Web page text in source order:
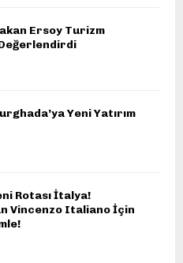
Ersoy Turizm
Yeni Yatırım
Rotası İtalya!
Vincenzo Italiano İçin